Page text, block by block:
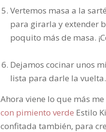
Vertemos masa a la
para girarla y extender
poquito más de masa.
Dejamos cocinar unos
lista para darle la
Ahora viene lo que más
con pimiento verde Estilo
confitada también, para